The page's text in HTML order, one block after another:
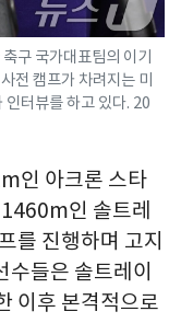
구 국가대표팀의 이기
전 캠프가 차려지는 미
인터뷰를 하고 있다. 20
인 아크론 스타
인 솔트레
를 진행하며 고지
들은 솔트레이
이후 본격적으로